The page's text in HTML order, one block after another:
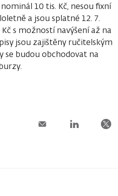
10 tis. Kč, nesou fixní
a jsou splatné 12. 7.
s možností navýšení až na
jsou zajištěny ručitelským
se budou obchodovat na